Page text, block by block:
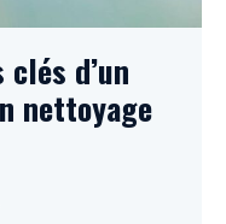
d’un
nettoyage